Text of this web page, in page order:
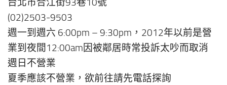
台北市合江街93巷10號
(02)2503-9503
週一到週六 6:00pm – 9:30pm，2012年以前是營
業到夜間12:00am因被鄰居時常投訴太吵而取消
週日不營業
夏季應該不營業，欲前往請先電話探詢